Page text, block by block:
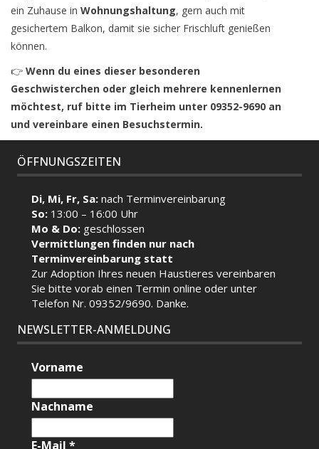
ein Zuhause in Wohnungshaltung, gern auch mit
gesichertem Balkon, damit sie sicher Frischluft genießen
können.
👉 Wenn du eines dieser besonderen
Geschwisterchen oder gleich mehrere kennenlernen
möchtest, ruf bitte im Tierheim unter 09352-9690 an
und vereinbare einen Besuchstermin.
ÖFFNUNGSZEITEN
Di, Mi, Fr, Sa:nach Terminvereinbarung
So: 13:00 – 16:00 Uhr
Mo & Do: geschlossen
Vermittlungen finden nur nach
Terminvereinbarung statt
Zur Adoption Ihres neuen Haustieres vereinbaren
Sie bitte vorab einen Terminonline oder unter
Telefon Nr. 09352/9690. Danke.
NEWSLETTER-ANMELDUNG
Vorname
Nachname
E-Mail*